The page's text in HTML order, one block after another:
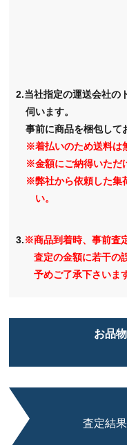
2.当社指定の運送会社の
伺います。
事前に商品を梱包して
※着払いのため送料は
※金額にご納得いただ
※弊社から依頼した集
い。
3.※商品到着時、事前査
査定の金額に若干の
予めご了承下さいま
お品
査定結